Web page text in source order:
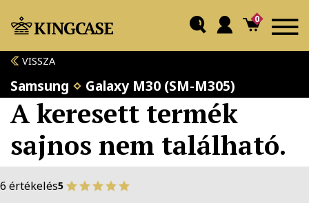
0
VISSZA
Samsung Galaxy M30 (SM-M305)
A keresett termék
sajnos nem található.
6 értékelés5